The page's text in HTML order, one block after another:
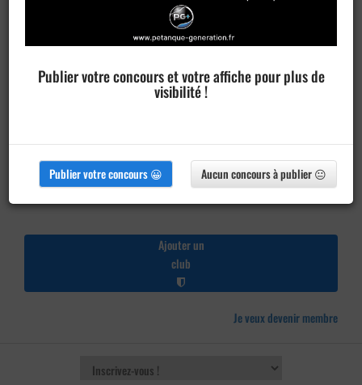
Ajouter un
club
Je veux devenir membre
Publier votre concours et votre affiche pour plus de
visibilité !
Publier votre concours 😀 Aucun concours à publier 😐